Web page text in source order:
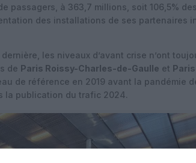
passagers, à 363,7 millions, soit 106,5% des
des installations de ses partenaires
les niveaux d’avant crise n’ont
de Paris Roissy-Charles-de-Gaulle et
de référence en 2019 avant la pandémie
la publication du trafic 2024.